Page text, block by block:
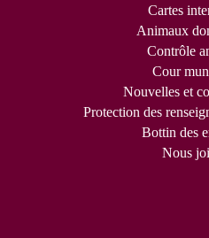
Cartes
Animaux
Contrôle
Cour
Nouvelles et
Protection des
Bottin des
Nous